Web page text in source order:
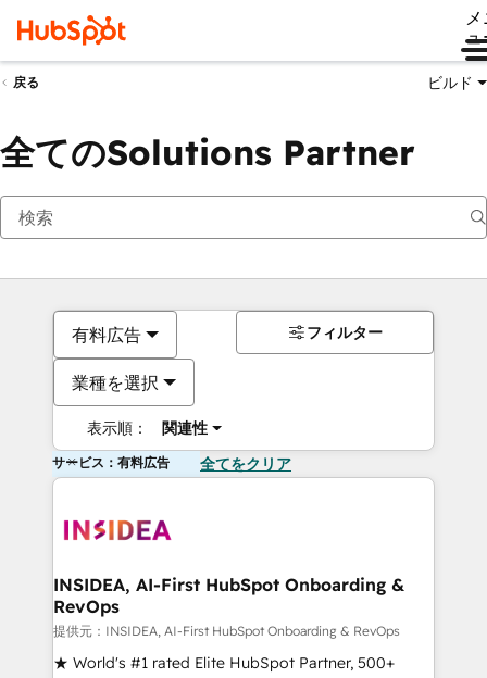
ュ
戻る ビルド
全てのSolutions Partner
有料広告
業種を選択
表示順： 関連性
フィルター
サービス：有料広告 全てをクリア
INSIDEA, AI-First HubSpot Onboarding &
RevOps
提供元：INSIDEA, AI-First HubSpot Onboarding & RevOps
★ World's #1 rated Elite HubSpot Partner, 500+